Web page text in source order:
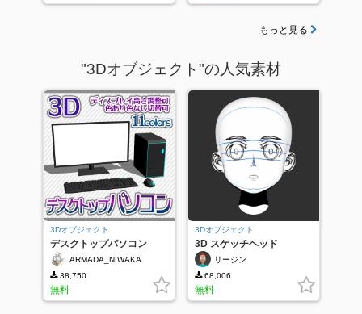
もっと見る
"3Dオブジェクト"の人気素材
3Dオブジェクト
デスクトップパソコン
（11colors）
ARMADA_NIWAKA
38,750
無料
3Dオブジェクト
3D スケッチヘッド
リージン
68,006
無料